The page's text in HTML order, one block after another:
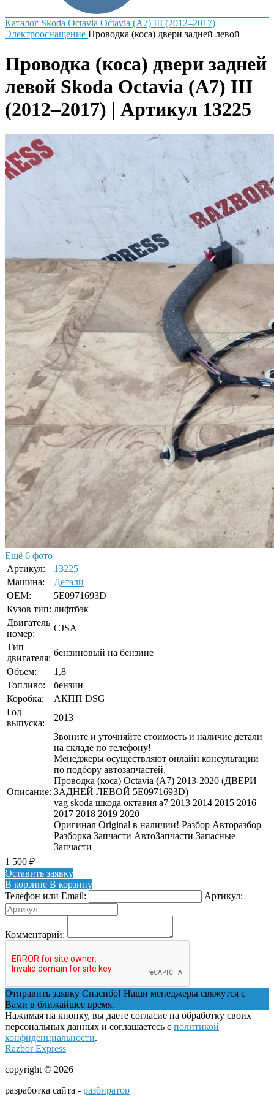
Каталог Skoda Octavia Octavia (A7) III (2012–2017)
Электрооснащение Проводка (коса) двери задней левой
Проводка (коса) двери задней
левой Skoda Octavia (A7) III
(2012–2017) | Артикул 13225
Ещё 6 фото
Артикул:
13225
Машина:
Детали
OEM:
5E0971693D
Кузов тип: лифтбэк
Двигатель
номер:
CJSA
Тип
двигателя:
бензиновый на бензине
Объем:
1,8
Топливо:
бензин
Коробка:
АКПП DSG
Год
выпуска:
2013
Описание:
Звоните и уточняйте стоимость и наличие детали
на складе по телефону!
Менеджеры осуществляют онлайн консультации
по подбору автозапчастей.
Проводка (коса) Octavia (A7) 2013-2020 (ДВЕРИ
ЗАДНЕЙ ЛЕВОЙ 5E0971693D)
vag skoda шкода октавия а7 2013 2014 2015 2016
2017 2018 2019 2020
Оригинал Original в наличии! Разбор Авторазбор
Разборка Запчасти АвтоЗапчасти Запасные
Запчасти
1 500 ₽
Оставить заявку
В корзине В корзину
Телефон или Email:
Артикул:
Комментарий:
Отправить заявку Спасибо! Наши менеджеры свяжутся с
Вами в ближайшее время.
Нажимая на кнопку, вы даете согласие на обработку своих
персональных данных и соглашаетесь с политикой
конфиденциальности.
Razbor Express
copyright © 2026
разработка сайта - разбиратор